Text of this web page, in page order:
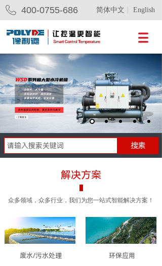
搜索
众多领域，众多行业，我们为您一站式智能解决方案！
解决方案
废水/污水处理 环保应用
400-0755-686 简体中文 English